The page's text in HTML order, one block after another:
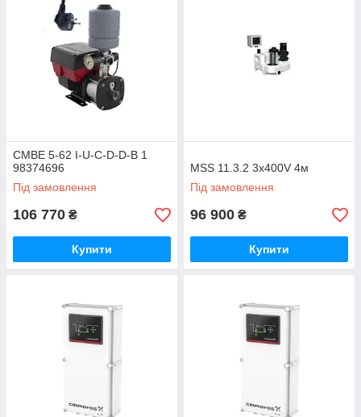
CMBE 5-62 I-U-C-D-D-B 1
98374696
Під замовлення
106 770 ₴
Купити
MSS 11.3.2 3x400V 4м
Під замовлення
96 900 ₴
Купити